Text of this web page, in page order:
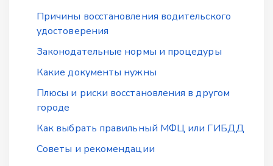
Причины восстановления водительского
удостоверения
Законодательные нормы и процедуры
Какие документы нужны
Плюсы и риски восстановления в другом
городе
Как выбрать правильный МФЦ или ГИБДД
Советы и рекомендации